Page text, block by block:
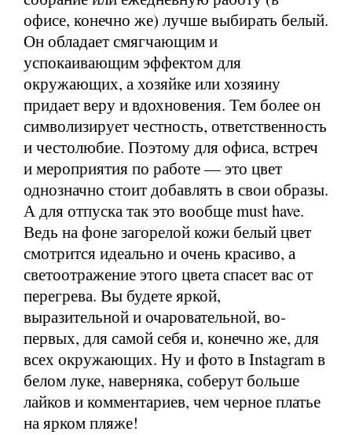
офисе, конечно же) лучше выбирать белый.
Он обладает смягчающим и
успокаивающим эффектом для
окружающих, а хозяйке или хозяину
придает веру и вдохновения. Тем более он
символизирует честность, ответственность
и честолюбие. Поэтому для офиса, встреч
и мероприятия по работе — это цвет
однозначно стоит добавлять в свои образы.
А для отпуска так это вообще must have.
Ведь на фоне загорелой кожи белый цвет
смотрится идеально и очень красиво, а
светоотражение этого цвета спасет вас от
перегрева. Вы будете яркой,
выразительной и очаровательной, во-
первых, для самой себя и, конечно же, для
всех окружающих. Ну и фото в Instagram в
белом луке, наверняка, соберут больше
лайков и комментариев, чем черное платье
на ярком пляже!